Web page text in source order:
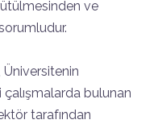
ve
Üniversitenin
bulunan
tarafından